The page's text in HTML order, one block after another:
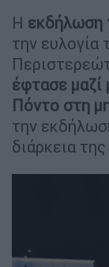
Η εκδήλωση
την ευλογία
έφτασε
Πόντο στη
την
διάρκεια της